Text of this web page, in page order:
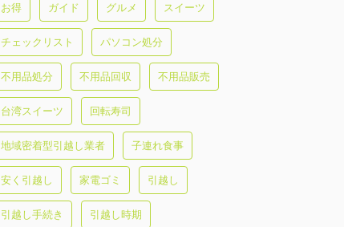
お得 ガイド グルメ スイーツ
チェックリスト パソコン処分
不用品処分 不用品回収 不用品販売
台湾スイーツ 回転寿司
地域密着型引越し業者 子連れ食事
安く引越し 家電ゴミ 引越し
引越し手続き 引越し時期